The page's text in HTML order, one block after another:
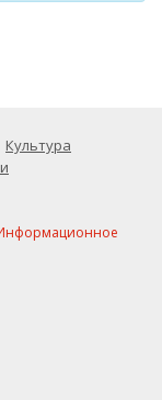
Культура